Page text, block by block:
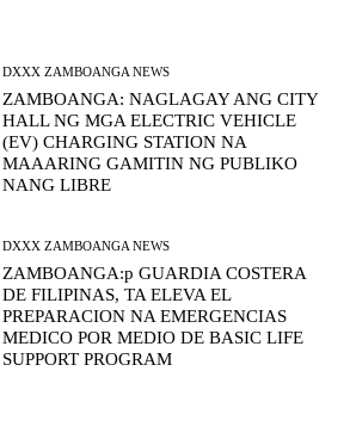
DXXX ZAMBOANGA NEWS
ZAMBOANGA: NAGLAGAY ANG CITY
HALL NG MGA ELECTRIC VEHICLE
(EV) CHARGING STATION NA
MAAARING GAMITIN NG PUBLIKO
NANG LIBRE
DXXX ZAMBOANGA NEWS
ZAMBOANGA:p GUARDIA COSTERA
DE FILIPINAS, TA ELEVA EL
PREPARACION NA EMERGENCIAS
MEDICO POR MEDIO DE BASIC LIFE
SUPPORT PROGRAM